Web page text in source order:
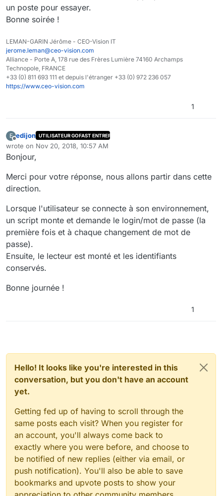
un poste pour essayer.
Bonne soirée !
LEMAN-GARIN Jérôme - CEO-Vision IT
jerome.leman@ceo-vision.com
Alliance - Porte A, 178 rue des Frères Lumière 74160 Archamps
Technopole, FRANCE
+33 (0) 811 693 111 et depuis l'étranger +33 (0) 972 236 057
https://www.ceo-vision.com
1
E
Offline
edijon UTILISATEUR GOFAST ENTREPRISE
wrote on Nov 20, 2018, 10:57 AM
last edited by
Bonjour,
Merci pour votre réponse, nous allons partir dans cette
direction.
Lorsque l'utilisateur se connecte à son environnement,
un script monte et demande le login/mot de passe (la
première fois et à chaque changement de mot de
passe).
Ensuite, le lecteur est monté et les identifiants
conservés.
Bonne journée !
1
Hello! It looks like you're interested in this
conversation, but you don't have an account
yet.
Getting fed up of having to scroll through the
same posts each visit? When you register for
an account, you'll always come back to
exactly where you were before, and choose to
be notified of new replies (either via email, or
push notification). You'll also be able to save
bookmarks and upvote posts to show your